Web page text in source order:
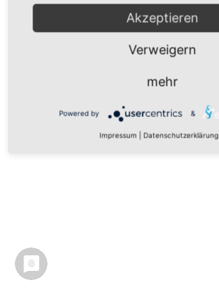
Akzeptieren
Verweigern
mehr
Powered by &
Impressum Datenschutzerklärung